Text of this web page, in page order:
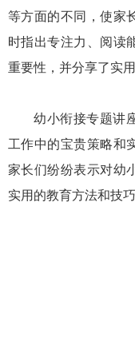
等方面的不同，使家
时指出专注力、阅读
重要性，并分享了实
幼小衔接专题讲
工作中的宝贵策略和
家长们纷纷表示对幼
实用的教育方法和技